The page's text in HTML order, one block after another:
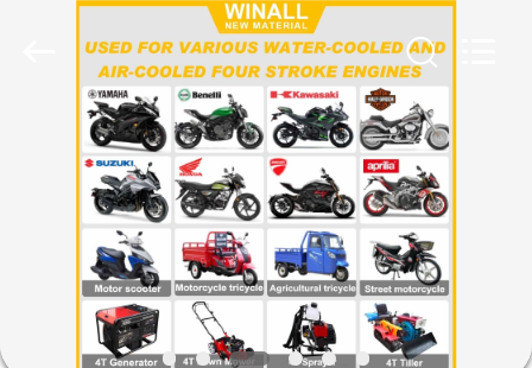
INICIO
PRODUCTOS
SOBRE
NOSOTROS